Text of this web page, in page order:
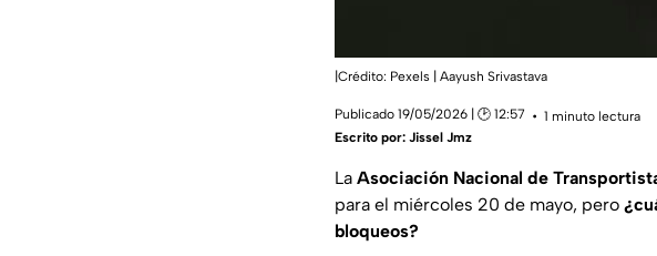
|Crédito: Pexels | Aayush Srivastava
Publicado 19/05/2026 | 🕑 12:57
1 minuto lectura
Escrito por: Jissel Jmz
La Asociación Nacional de
para el miércoles 20 de mayo, pero
bloqueos?